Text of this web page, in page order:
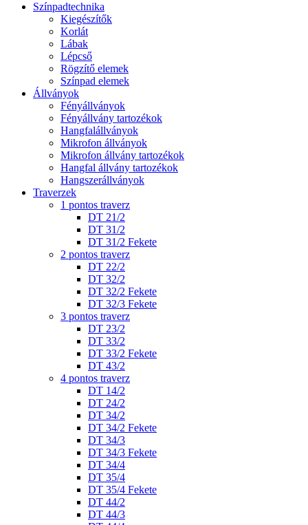
Színpadtechnika
Kiegészítők
Korlát
Lábak
Lépcső
Rögzítő elemek
Színpad elemek
Állványok
Fényállványok
Fényállvány tartozékok
Hangfalállványok
Mikrofon állványok
Mikrofon állvány tartozékok
Hangfal állvány tartozékok
Hangszerállványok
Traverzek
1 pontos traverz
DT 21/2
DT 31/2
DT 31/2 Fekete
2 pontos traverz
DT 22/2
DT 32/2
DT 32/2 Fekete
DT 32/3 Fekete
3 pontos traverz
DT 23/2
DT 33/2
DT 33/2 Fekete
DT 43/2
4 pontos traverz
DT 14/2
DT 24/2
DT 34/2
DT 34/2 Fekete
DT 34/3
DT 34/3 Fekete
DT 34/4
DT 35/4
DT 35/4 Fekete
DT 44/2
DT 44/3